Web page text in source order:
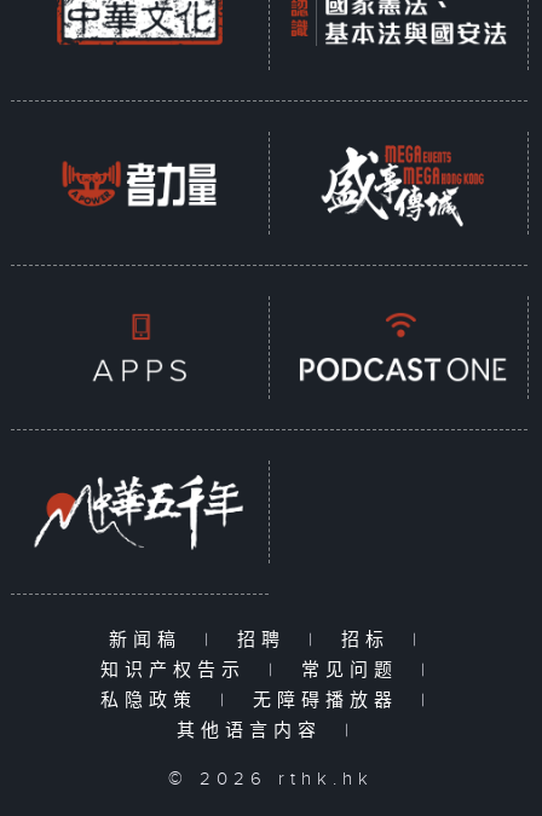
新闻稿 | 招聘 | 招标
|
知识产权告示
| 常见问题
|
私隐政策
| 无障碍播放器
|
其他语言内容
|
© 2026 rthk.hk